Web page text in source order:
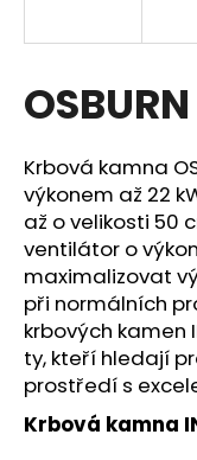
Krbová kamna
výkonem až 22
až o velikosti 50
ventilátor o
maximalizovat
při normálních
krbových kamen
ty, kteří hledají
prostředí s
Krbová kamna
í
t
?
D
o
p